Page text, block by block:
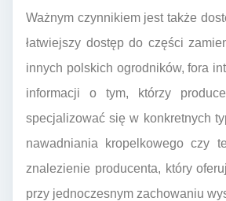
Ważnym czynnikiem jest także
łatwiejszy dostęp do części
innych polskich ogrodników, fora
informacji o tym, którzy
specjalizować się w konkretnych
nawadniania kropelkowego czy
znalezienie producenta, który
przy jednoczesnym zachowaniu